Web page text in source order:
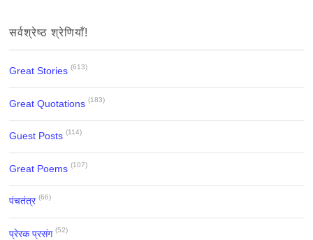
सर्वश्रेष्ठ श्रेणियाँ!
Great Stories (613)
Great Quotations (183)
Guest Posts (114)
Great Poems (107)
पंचतंत्र (66)
प्रेरक प्रसंग (52)